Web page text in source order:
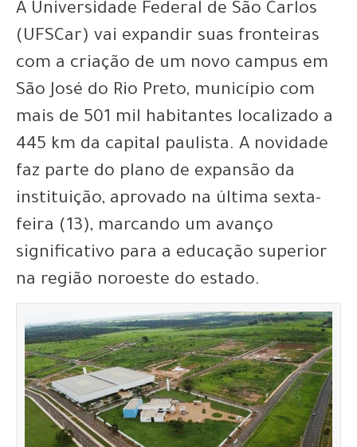
A Universidade Federal de São Carlos
(UFSCar) vai expandir suas fronteiras
com a criação de um novo campus em
São José do Rio Preto, município com
mais de 501 mil habitantes localizado a
445 km da capital paulista. A novidade
faz parte do plano de expansão da
instituição, aprovado na última sexta-
feira (13), marcando um avanço
significativo para a educação superior
na região noroeste do estado.